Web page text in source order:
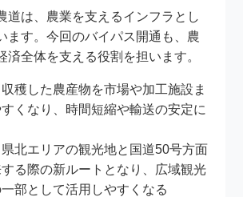
道は、農業を支えるインフラとし
ます。今回のバイパス開通も、農
済全体を支える役割を担います。
収穫した農産物を市場や加工施設ま
くなり、時間短縮や輸送の安定に
県北エリアの観光地と国道50号方面
る際の新ルートとなり、広域観光
部として活用しやすくなる